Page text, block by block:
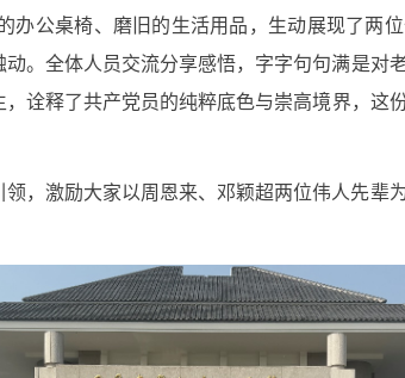
办公桌椅、磨旧的生活用品，生动展现了两
。全体人员交流分享感悟，字字句句满是对
诠释了共产党员的纯粹底色与崇高境界，这
，激励大家以周恩来、邓颖超两位伟人先辈